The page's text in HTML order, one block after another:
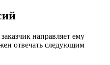
направляет ему
отвечать следующим